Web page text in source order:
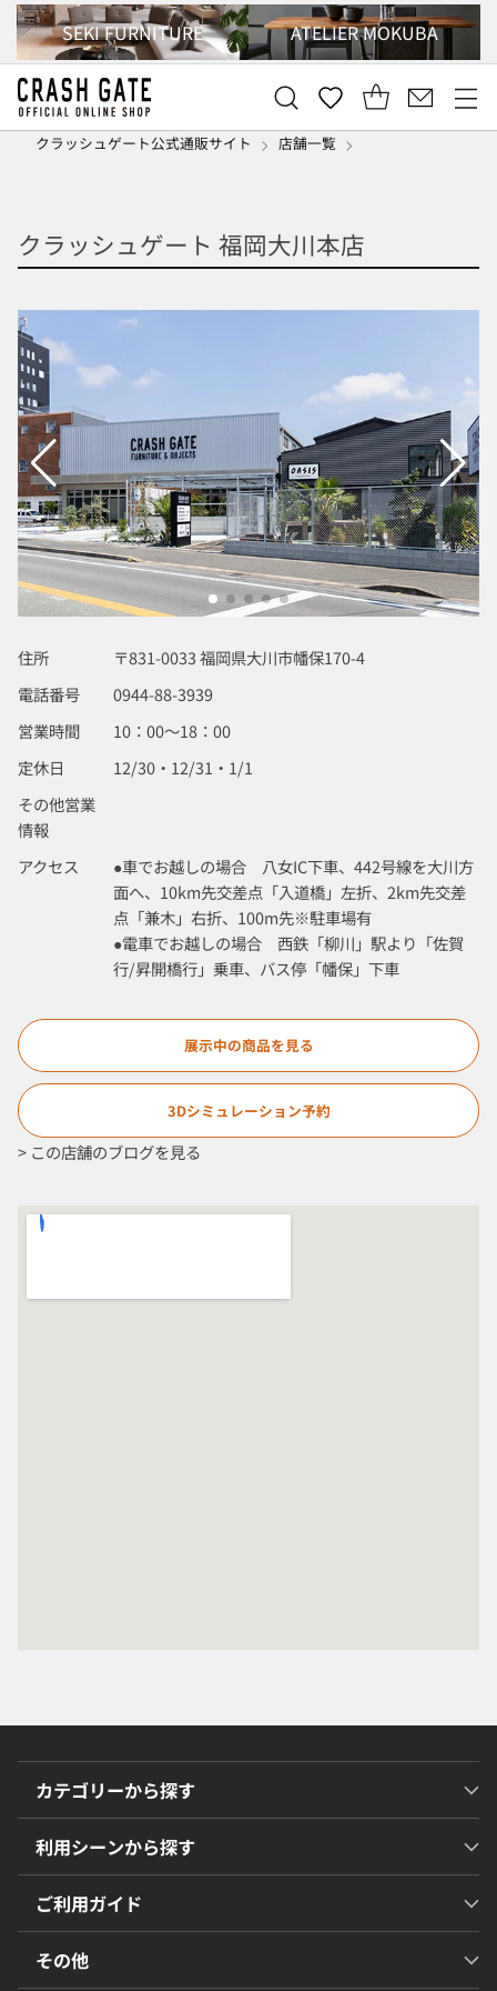
SEKI FURNITURE ATELIER MOKUBA
クラッシュゲート公式通販サイト 店舗一覧
クラッシュゲート 福岡大川本店
住所
〒831-0033 福岡県大川市幡保170-4
電話番号
0944-88-3939
営業時間
10：00～18：00
定休日
12/30・12/31・1/1
その他営業
情報
アクセス
●車でお越しの場合 八女IC下車、442号線を大川方
面へ、10km先交差点「入道橋」左折、2km先交差
点「兼木」右折、100m先※駐車場有
●電車でお越しの場合 西鉄「柳川」駅より「佐賀
行/昇開橋行」乗車、バス停「幡保」下車
展示中の商品を見る
3Dシミュレーション予約
> この店舗のブログを見る
カテゴリーから探す
利用シーンから探す
ご利用ガイド
その他